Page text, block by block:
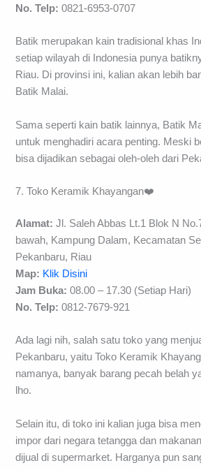
No. Telp:0821-6953-0707
Batik merupakan kain tradisional khas
setiap wilayah di Indonesia punya
Riau. Di provinsi ini, kalian akan lebih
Batik Malai.
Sama seperti kain batik lainnya, Batik
untuk menghadiri acara penting. Meski
bisa dijadikan sebagai oleh-oleh dari
7. Toko Keramik Khayangan❤️
Alamat:Jl. Saleh Abbas Lt.1 Blok N
bawah, Kampung Dalam, Kecamatan
Pekanbaru, Riau
Map: Klik Disini
Jam Buka:08.00 – 17.30 (Setiap Hari)
No. Telp:0812-7679-921
Ada lagi nih, salah satu toko yang
Pekanbaru, yaitu Toko Keramik
namanya, banyak barang pecah belah
lho.
Selain itu, di toko ini kalian juga bisa
impor dari negara tetangga dan
dijual di supermarket. Harganya pun